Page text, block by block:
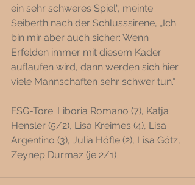
ein sehr schweres Spiel“, meinte
Seiberth nach der Schlusssirene, „Ich
bin mir aber auch sicher: Wenn
Erfelden immer mit diesem Kader
auflaufen wird, dann werden sich hier
viele Mannschaften sehr schwer tun.“
FSG-Tore: Liboria Romano (7), Katja
Hensler (5/2), Lisa Kreimes (4), Lisa
Argentino (3), Julia Höfle (2), Lisa Götz,
Zeynep Durmaz (je 2/1)